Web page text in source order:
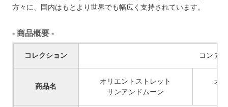
方々に、国内はもとより世界でも幅広く支持されています。
- 商品概要 -
コレクション コンテ
商品名
オリエントストレット
サンアンドムーン
オ